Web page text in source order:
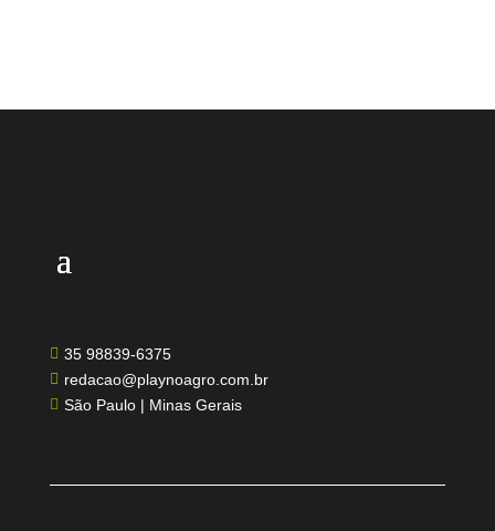
 35 98839-6375
 redacao@playnoagro.com.br
 São Paulo | Minas Gerais